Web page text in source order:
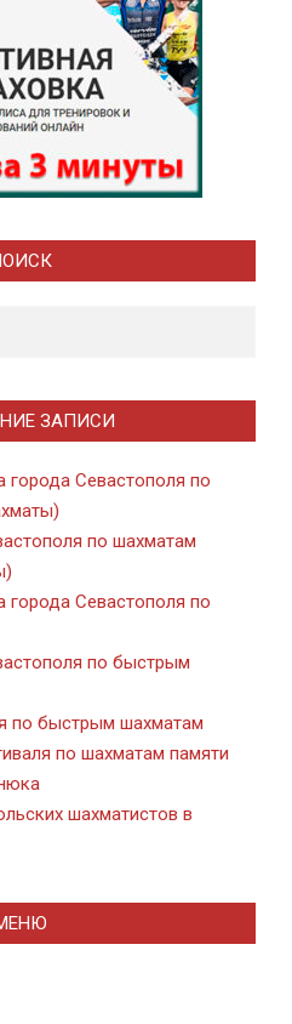
ЗАПИСИ
города Севастополя по
по шахматам
города Севастополя по
по быстрым
по быстрым шахматам
по шахматам памяти
шахматистов в